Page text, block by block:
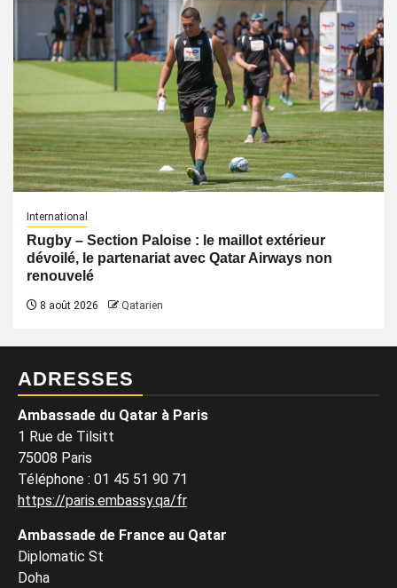
International
Rugby – Section Paloise : le maillot extérieur
dévoilé, le partenariat avec Qatar Airways non
renouvelé
8 août 2026 Qatarien
ADRESSES
Ambassade du Qatar à Paris
1 Rue de Tilsitt
75008 Paris
Téléphone : 01 45 51 90 71
https://paris.embassy.qa/fr
Ambassade de France au Qatar
Diplomatic St
Doha